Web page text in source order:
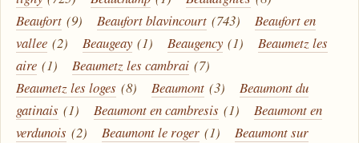
Beaufort (9) Beaufort blavincourt (743)
Beaufort en
vallee (2) Beaugeay (1) Beaugency (1)
Beaumetz les
aire (1) Beaumetz les cambrai (7)
Beaumetz les loges (8) Beaumont (3)
Beaumont du
gatinais (1) Beaumont en cambresis (1)
Beaumont en
verdunois (2) Beaumont le roger (1)
Beaumont sur